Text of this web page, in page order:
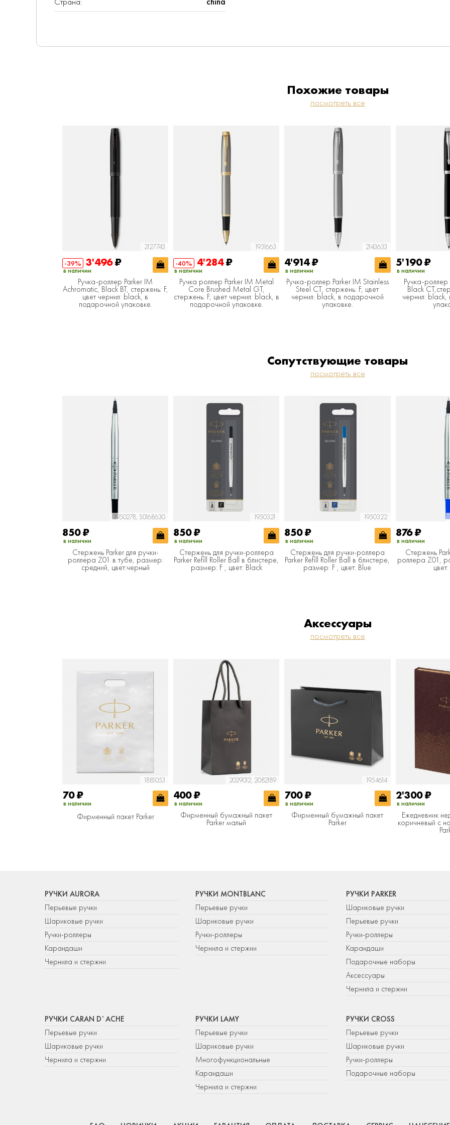
Похожие товары
посмотреть все
2127743
-39% 3'496₽
в наличии
Ручка-роллер Parker IM
Achromatic, Black BT, стержень: F,
цвет чернил: black, в
подарочной упаковке.
1931663
-40% 4'284₽
в наличии
Ручка роллер Parker IM Metal
Core Brushed Metal GT,
стержень: F, цвет чернил: black, в
подарочной упаковке.
2143633
4'914₽
в наличии
Ручка-роллер Parker IM Stainless
Steel CT, стержень: F, цвет
чернил: black, в подарочной
упаковке.
5'190₽
в наличии
Ручка-
Black
чернил:
Сопутствующие товары
посмотреть все
1950278, S0168630
850₽
в наличии
Стержень Parker для ручки-
роллера Z01 в тубе, размер:
средний, цвет:черный
1950321
850₽
в наличии
Стержень для ручки-роллера
Parker Refill Roller Ball в блистере,
размер: F , цвет: Black
1950322
850₽
в наличии
Стержень для ручки-роллера
Parker Refill Roller Ball в блистере,
размер: F , цвет: Blue
876₽
в наличии
Стержень
роллера Z01,
Аксессуары
посмотреть все
1881053
70₽
в наличии
Фирменный пакет Parker
2029012, 2082189
400₽
в наличии
Фирменный бумажный пакет
Parker малый
1954614
700₽
в наличии
Фирменный бумажный пакет
Parker
2'300₽
в наличии
Ежедневник
коричневый c
РУЧКИ AURORA
Перьевые ручки
Шариковые ручки
Ручки-роллеры
Карандаши
Чернила и стержни
РУЧКИ MONTBLANC
Перьевые ручки
Шариковые ручки
Ручки-роллеры
Чернила и стержни
РУЧКИ PARKER
Шариковые ручки
Перьевые ручки
Ручки-роллеры
Карандаши
Подарочные наборы
Аксессуары
Чернила и стержни
РУЧКИ CARAN D`ACHE
Перьевые ручки
Шариковые ручки
Чернила и стержни
РУЧКИ LAMY
Перьевые ручки
Шариковые ручки
Многофункциональные
Карандаши
Чернила и стержни
РУЧКИ CROSS
Перьевые ручки
Шариковые ручки
Ручки-роллеры
Подарочные наборы